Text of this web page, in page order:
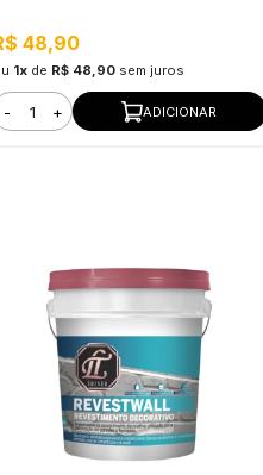
48,90
1x de R$ 48,90 sem juros
- + ADICIONAR